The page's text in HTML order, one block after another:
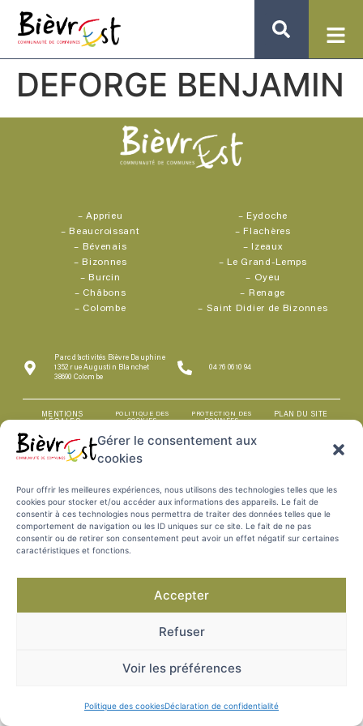
Gérer le consentement aux
cookies
Pour offrir les meilleures expériences, nous utilisons des technologies telles que les
cookies pour stocker et/ou accéder aux informations des appareils. Le fait de
consentir à ces technologies nous permettra de traiter des données telles que le
comportement de navigation ou les ID uniques sur ce site. Le fait de ne pas
consentir ou de retirer son consentement peut avoir un effet négatif sur certaines
caractéristiques et fonctions.
Accepter
Refuser
Voir les préférences
Politique des cookiesDéclaration de confidentialité
DEFORGE BENJAMIN
–Apprieu
– Beaucroissant
– Bévenais
– Bizonnes
– Burcin
– Châbons
– Colombe
– Eydoche
– Flachères
–
Izeaux
– Le Grand-Lemps
– Oyeu
– Renage
– Saint Didier de Bizonnes
Parc d’activités Bièvre Dauphine
1352 rue Augustin Blanchet
38690 Colombe
04 76 06 10 94
MENTIONS
LÉGALES
POLITIQUE DES
COOKIES
PROTECTION DES
DONNÉES
PLAN DU SITE